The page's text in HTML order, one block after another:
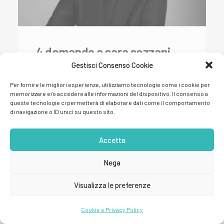
Gestisci Consenso Cookie
Per fornire le migliori esperienze, utilizziamo tecnologie come i cookie per
memorizzare e/o accedere alle informazioni del dispositivo. Il consenso a
queste tecnologie ci permetterà di elaborare dati come il comportamento
di navigazione o ID unici su questo sito.
Accetta
Nega
Visualizza le preferenze
Cookie e Privacy Policy
4 domande a sara sozzani
2 3